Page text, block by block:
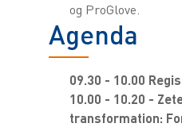
og ProGlove.
Agenda
09.30 - 10.00
10.00 - 10.20 -
transformation: